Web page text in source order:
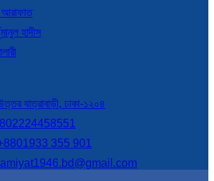
আরাফাত
হাদীস
যাত্রাবাড়ী, ঢাকা-১২০৪
+8801933 355 901